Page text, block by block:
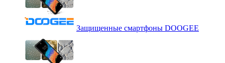
Защищенные смартфоны DOOGEE